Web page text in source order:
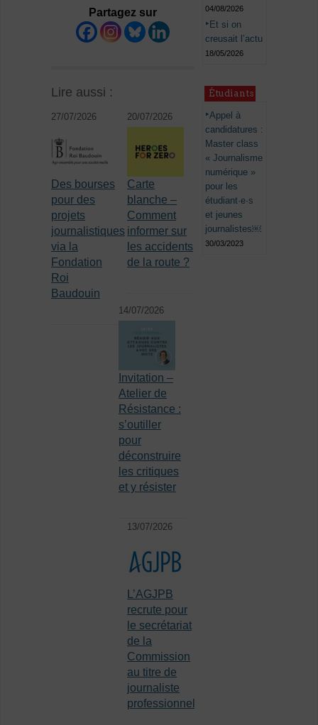
Partagez sur
Lire aussi :
27/07/2026
Des bourses
pour des
projets
journalistiques
via la
Fondation
Roi
Baudouin
20/07/2026
Carte
blanche –
Comment
informer sur
les accidents
de la route ?
14/07/2026
Invitation –
Atelier de
Résistance :
s’outiller
pour
déconstruire
les critiques
et y résister
13/07/2026
L’AGJPB
recrute pour
le secrétariat
de la
Commission
au titre de
journaliste
professionnel
04/08/2026
Et si on
creusait l’actu
18/05/2026
Étudiants
Appel à
candidatures :
Master class
« Journalisme
numérique »
pour les
étudiant·e·s
et jeunes
journalistes￼
30/03/2023